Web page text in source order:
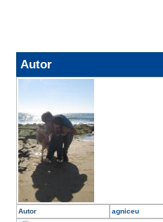
Autor
Autor agniceu